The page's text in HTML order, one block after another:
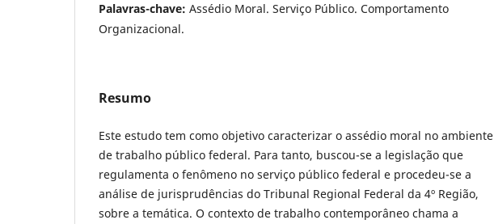
Palavras-chave: Assédio Moral. Serviço Público. Comportamento
Organizacional.
Resumo
Este estudo tem como objetivo caracterizar o assédio moral no ambiente
de trabalho público federal. Para tanto, buscou-se a legislação que
regulamenta o fenômeno no serviço público federal e procedeu-se a
análise de jurisprudências do Tribunal Regional Federal da 4º Região,
sobre a temática. O contexto de trabalho contemporâneo chama a